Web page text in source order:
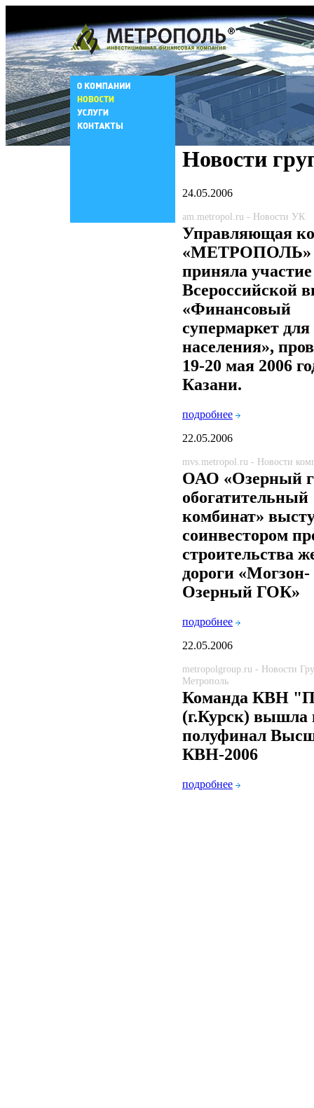
Новости
24.05.2006
am.metropol.ru - Новости УК
Управляющая
«МЕТРОПОЛЬ»
приняла
Всероссийской
«Финансовый
супермаркет для
населения»,
19-20 мая 2006
Казани.
подробнее
22.05.2006
mvs.metropol.ru - Новости
ОАО «Озерный
обогатительный
комбинат»
cоинвестором
строительства
дороги «Могзон-
Озерный ГОК»
подробнее
22.05.2006
metropolgroup.ru - Новости
Метрополь
Команда КВН
(г.Курск) вышла
полуфинал
КВН-2006
подробнее